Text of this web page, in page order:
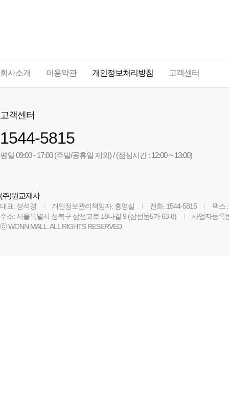
회사소개 이용약관 개인정보처리방침 고객센터
고객센터
1544-5815
평일 09:00 - 17:00 (주말/공휴일 제외) / (점심시간 : 12:00 ~ 13:00)
(주)원교재사
대표: 성석경 개인정보관리책임자: 홍영실 전화: 1544-5815
팩스
주소: 서울특별시 성북구 삼선교로 18나길 9 (삼선동5가 63-8)
사업자등록
ⓒ WONN MALL. ALL RIGHTS RESERVED